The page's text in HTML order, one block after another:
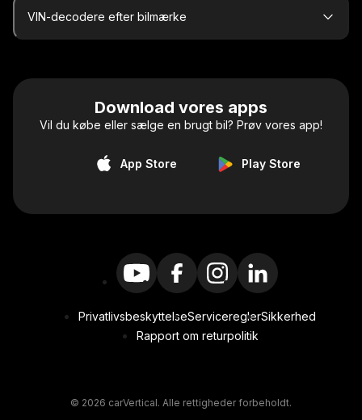
VIN-decodere efter bilmærke
Download vores apps
Vil du købe eller sælge en brugt bil? Prøv vores app!
App Store Play Store
PrivatlivsbeskyttelseServicereglerSikkerhed
Rapport om returpolitik
© 2026 carVertical. Alle rettigheder forbeholdt.